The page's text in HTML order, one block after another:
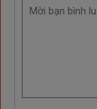
Các thông số